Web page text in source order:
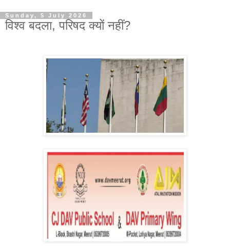
Sunday, 5 July 2026
विश्व बदला, परिषद क्यों नहीं?